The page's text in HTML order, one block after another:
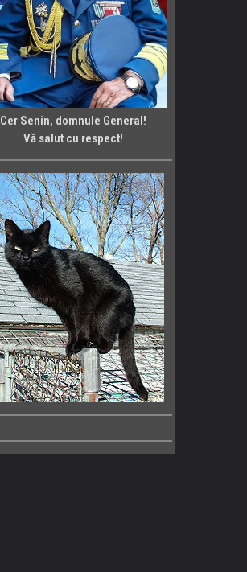
Cer Senin, domnule General!
Vă salut cu respect!